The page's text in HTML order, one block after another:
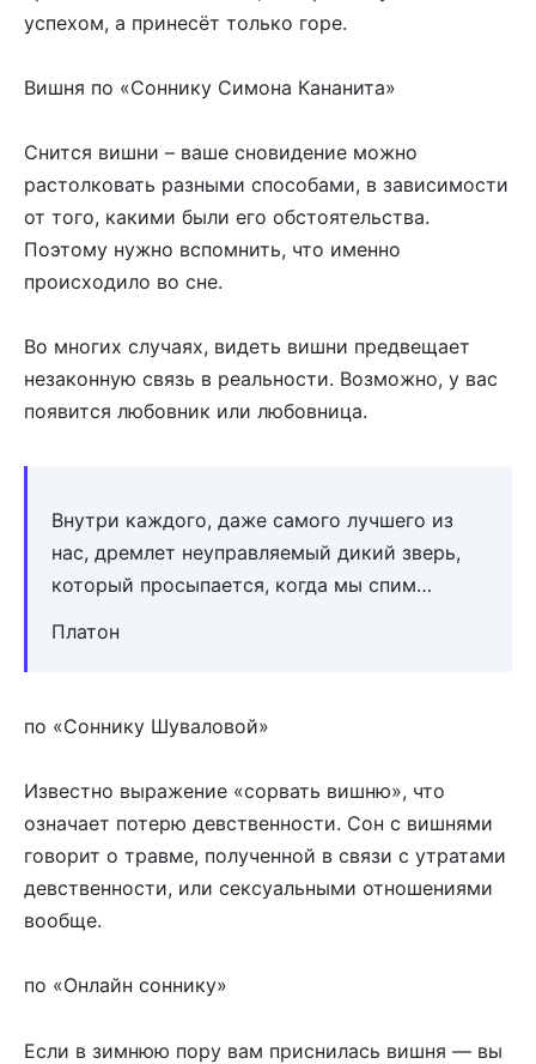
успехом, а принесёт только горе.
Вишня по «Соннику Симона Кананита»
Снится вишни – ваше сновидение можно
растолковать разными способами, в зависимости
от того, какими были его обстоятельства.
Поэтому нужно вспомнить, что именно
происходило во сне.
Во многих случаях, видеть вишни предвещает
незаконную связь в реальности. Возможно, у вас
появится любовник или любовница.
Внутри каждого, даже самого лучшего из
нас, дремлет неуправляемый дикий зверь,
который просыпается, когда мы спим…
Платон
по «Соннику Шуваловой»
Известно выражение «сорвать вишню», что
означает потерю девственности. Сон с вишнями
говорит о травме, полученной в связи с утратами
девственности, или сексуальными отношениями
вообще.
по «Онлайн соннику»
Если в зимнюю пору вам приснилась вишня — вы